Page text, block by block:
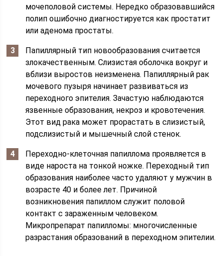
мочеполовой системы. Нередко образовавшийся
полип ошибочно диагностируется как простатит
или аденома простаты.
Папиллярный тип новообразования считается
злокачественным. Слизистая оболочка вокруг и
вблизи выростов неизменена. Папиллярный рак
мочевого пузыря начинает развиваться из
переходного эпителия. Зачастую наблюдаются
язвенные образования, некроз и кровотечения.
Этот вид рака может прорастать в слизистый,
подслизистый и мышечный слой стенок.
Переходно-клеточная папиллома проявляется в
виде нароста на тонкой ножке. Переходный тип
образования наиболее часто удаляют у мужчин в
возрасте 40 и более лет. Причиной
возникновения папиллом служит половой
контакт с зараженным человеком.
Микропрепарат папилломы: многочисленные
разрастания образований в переходном эпителии.